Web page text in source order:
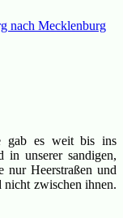
nach Mecklenburg
gab es weit bis ins
in unserer sandigen,
nur Heerstraßen und
nicht zwischen ihnen.